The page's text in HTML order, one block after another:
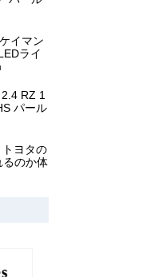
イマン
ライ
RZ 1
パール
ヨタの
るのか体